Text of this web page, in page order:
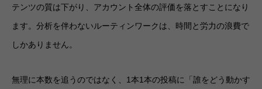
テンツの質は下がり、アカウント全体の評価を落とすことになり
ます。分析を伴わないルーティンワークは、時間と労力の浪費で
しかありません。
無理に本数を追うのではなく、1本1本の投稿に「誰をどう動かす